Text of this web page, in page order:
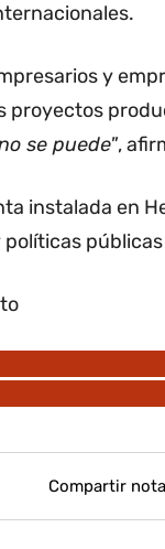
y
proyectos
se puede",
instalada en
Compartir